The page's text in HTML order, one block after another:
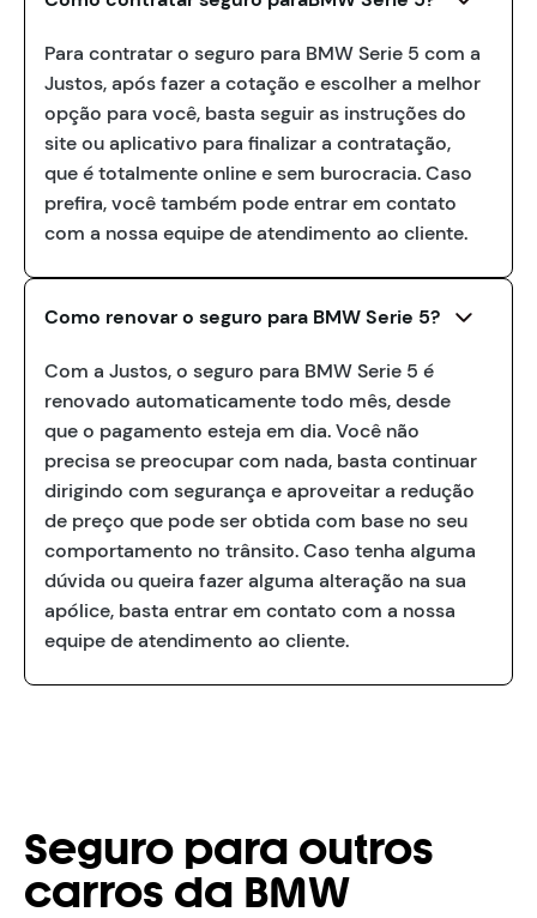
Para contratar o seguro para BMW Serie 5 com a
Justos, após fazer a cotação e escolher a melhor
opção para você, basta seguir as instruções do
site ou aplicativo para finalizar a contratação,
que é totalmente online e sem burocracia. Caso
prefira, você também pode entrar em contato
com a nossa equipe de atendimento ao cliente.
Como renovar o seguro para BMW Serie 5?
Com a Justos, o seguro para BMW Serie 5 é
renovado automaticamente todo mês, desde
que o pagamento esteja em dia. Você não
precisa se preocupar com nada, basta continuar
dirigindo com segurança e aproveitar a redução
de preço que pode ser obtida com base no seu
comportamento no trânsito. Caso tenha alguma
dúvida ou queira fazer alguma alteração na sua
apólice, basta entrar em contato com a nossa
equipe de atendimento ao cliente.
Seguro para outros
carros da BMW